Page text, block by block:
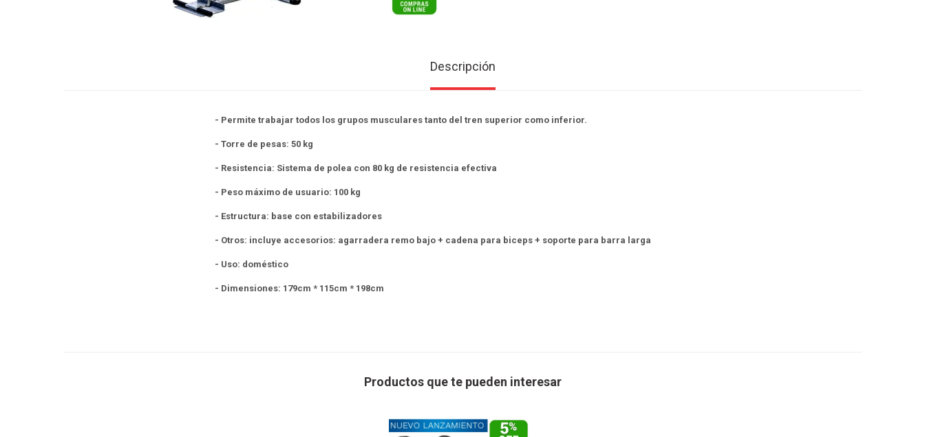
Descripción
- Permite trabajar todos los grupos musculares tanto del tren superior como inferior.
- Torre de pesas: 50 kg
- Resistencia: Sistema de polea con 80 kg de resistencia efectiva
- Peso máximo de usuario: 100 kg
- Estructura: base con estabilizadores
- Otros: incluye accesorios: agarradera remo bajo + cadena para biceps + soporte para barra larga
- Uso: doméstico
- Dimensiones: 179cm * 115cm * 198cm
Productos que te pueden interesar